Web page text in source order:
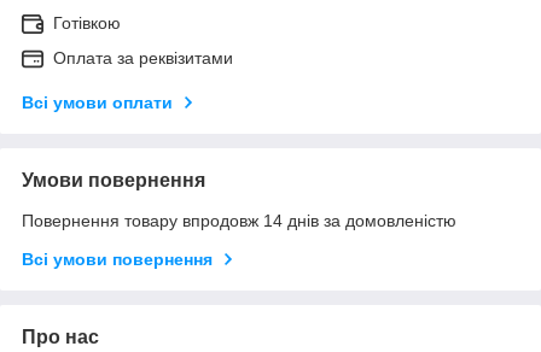
Готівкою
Оплата за реквізитами
Всі умови оплати
Умови повернення
Повернення товару впродовж 14 днів за домовленістю
Всі умови повернення
Про нас